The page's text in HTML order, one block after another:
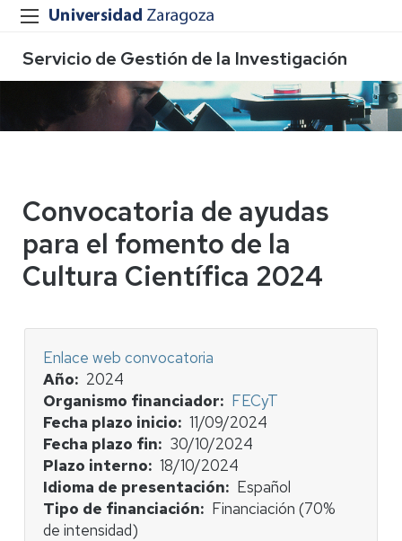
Servicio de Gestión de la Investigación
Convocatoria de ayudas
para el fomento de la
Cultura Científica 2024
Enlace web convocatoria
Año
2024
Organismo financiador
FECyT
Fecha plazo inicio
11/09/2024
Fecha plazo fin
30/10/2024
Plazo interno
18/10/2024
Idioma de presentación
Español
Tipo de financiación
Financiación (70%
de intensidad)